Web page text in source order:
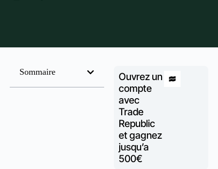
Sommaire
Ouvrez un
compte
avec
Trade
Republic
et gagnez
jusqu’a
500€